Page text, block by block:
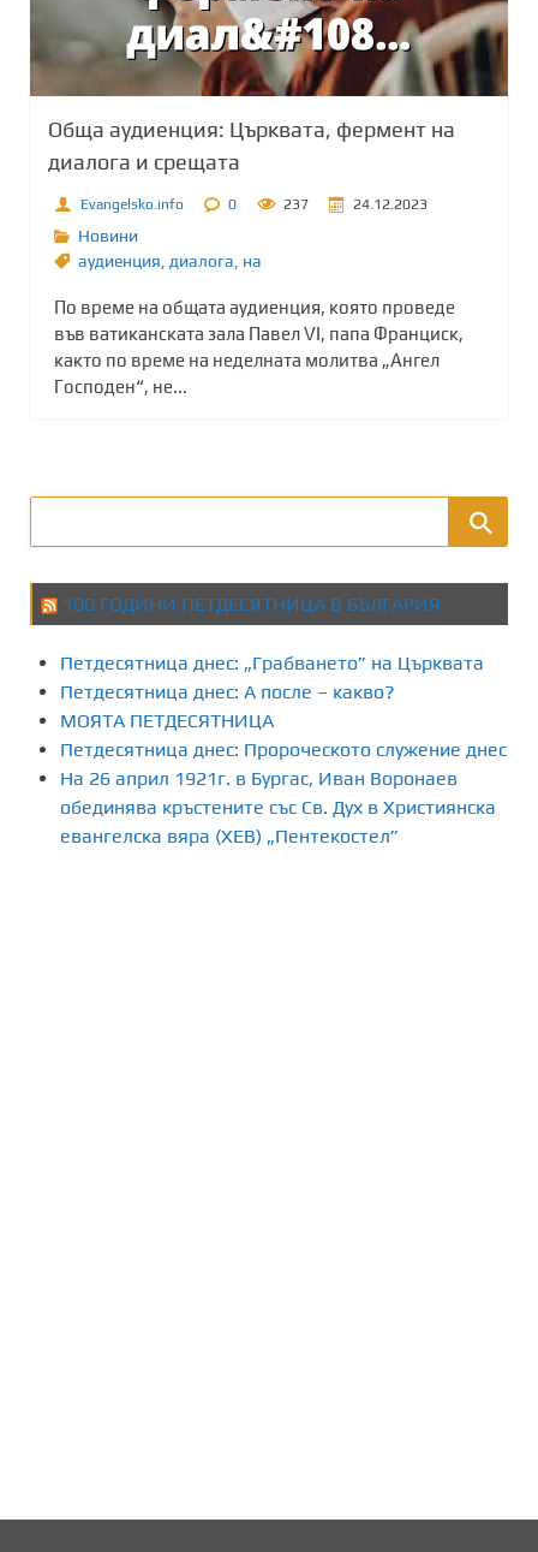
Обща аудиенция: Църквата, фермент на
диалога и срещата
Evangelsko.info 0 237 24.12.2023
Новини
аудиенция диалога на
По време на общата аудиенция, която проведе
във ватиканската зала Павел VI, папа Франциск,
както по време на неделната молитва „Ангел
Господен“, не...
100 ГОДИНИ ПЕТДЕСЯТНИЦА В БЪЛГАРИЯ
Петдесятница днес: „Грабването” на Църквата
Петдесятница днес: А после – какво?
МОЯТА ПЕТДЕСЯТНИЦА
Петдесятница днес: Пророческото служение днес
На 26 април 1921г. в Бургас, Иван Воронаев
обединява кръстените със Св. Дух в Християнска
евангелска вяра (ХЕВ) „Пентекостел”